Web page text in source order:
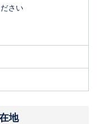
さい
地